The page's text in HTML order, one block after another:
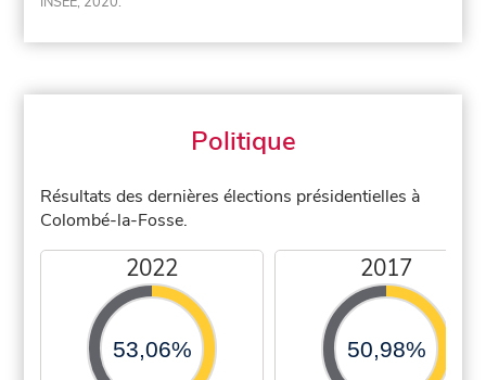
Politique
Résultats des dernières élections présidentielles à
Colombé-la-Fosse.
2022
53,06%
2017
50,98%